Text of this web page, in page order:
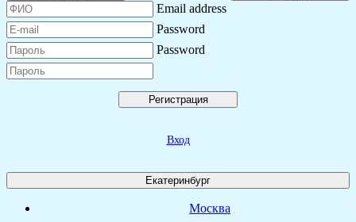
Email address
Password
Password
Регистрация
Вход
Екатеринбург
Москва